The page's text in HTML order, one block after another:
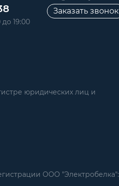
19:00
Заказать звонок
юридических лиц и
ООО "Электробелка":